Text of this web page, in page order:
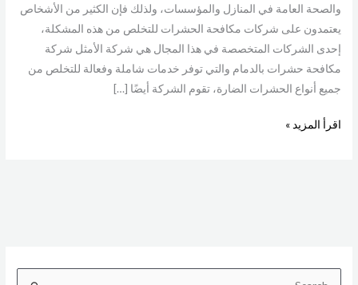
والصحة العامة في المنازل والمؤسسات، ولذلك فإن الكثير من الأشخاص
يعتمدون على شركات مكافحة الحشرات للتخلص من هذه المشكلة،
إحدى الشركات المتخصصة في هذا المجال هي شركة الأمثل شركة
مكافحة حشرات بالدمام والتي توفر خدمات شاملة وفعالة للتخلص من
جميع أنواع الحشرات الضارة، تقوم الشركة أيضًا […]
اقرأ المزيد »